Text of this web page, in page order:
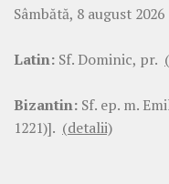
Sâmbătă, 8 august 2026
Latin: Sf. Dominic, pr.
Bizantin: Sf. ep. m.
1221)]. (detalii)